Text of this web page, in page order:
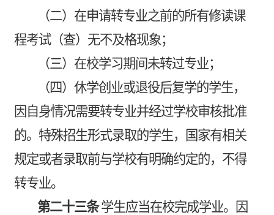
（二）在申请转专业之前的所有修读课
程考试（查）无不及格现象；
（三）在校学习期间未转过专业；
（四）休学创业或退役后复学的学生，
因自身情况需要转专业并经过学校审核批准
的。特殊招生形式录取的学生，国家有相关
规定或者录取前与学校有明确约定的，不得
转专业。
第二十三条 学生应当在校完成学业。因